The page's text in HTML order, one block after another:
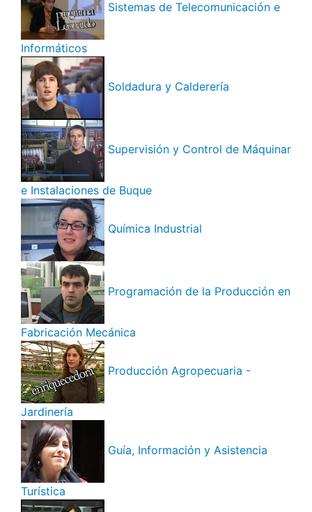
Sistemas de Telecomunicación e
Informáticos
Soldadura y Calderería
Supervisión y Control de Máquinar
e Instalaciones de Buque
Química Industrial
Programación de la Producción en
Fabricación Mecánica
Producción Agropecuaria -
Jardinería
Guía, Información y Asistencia
Turística